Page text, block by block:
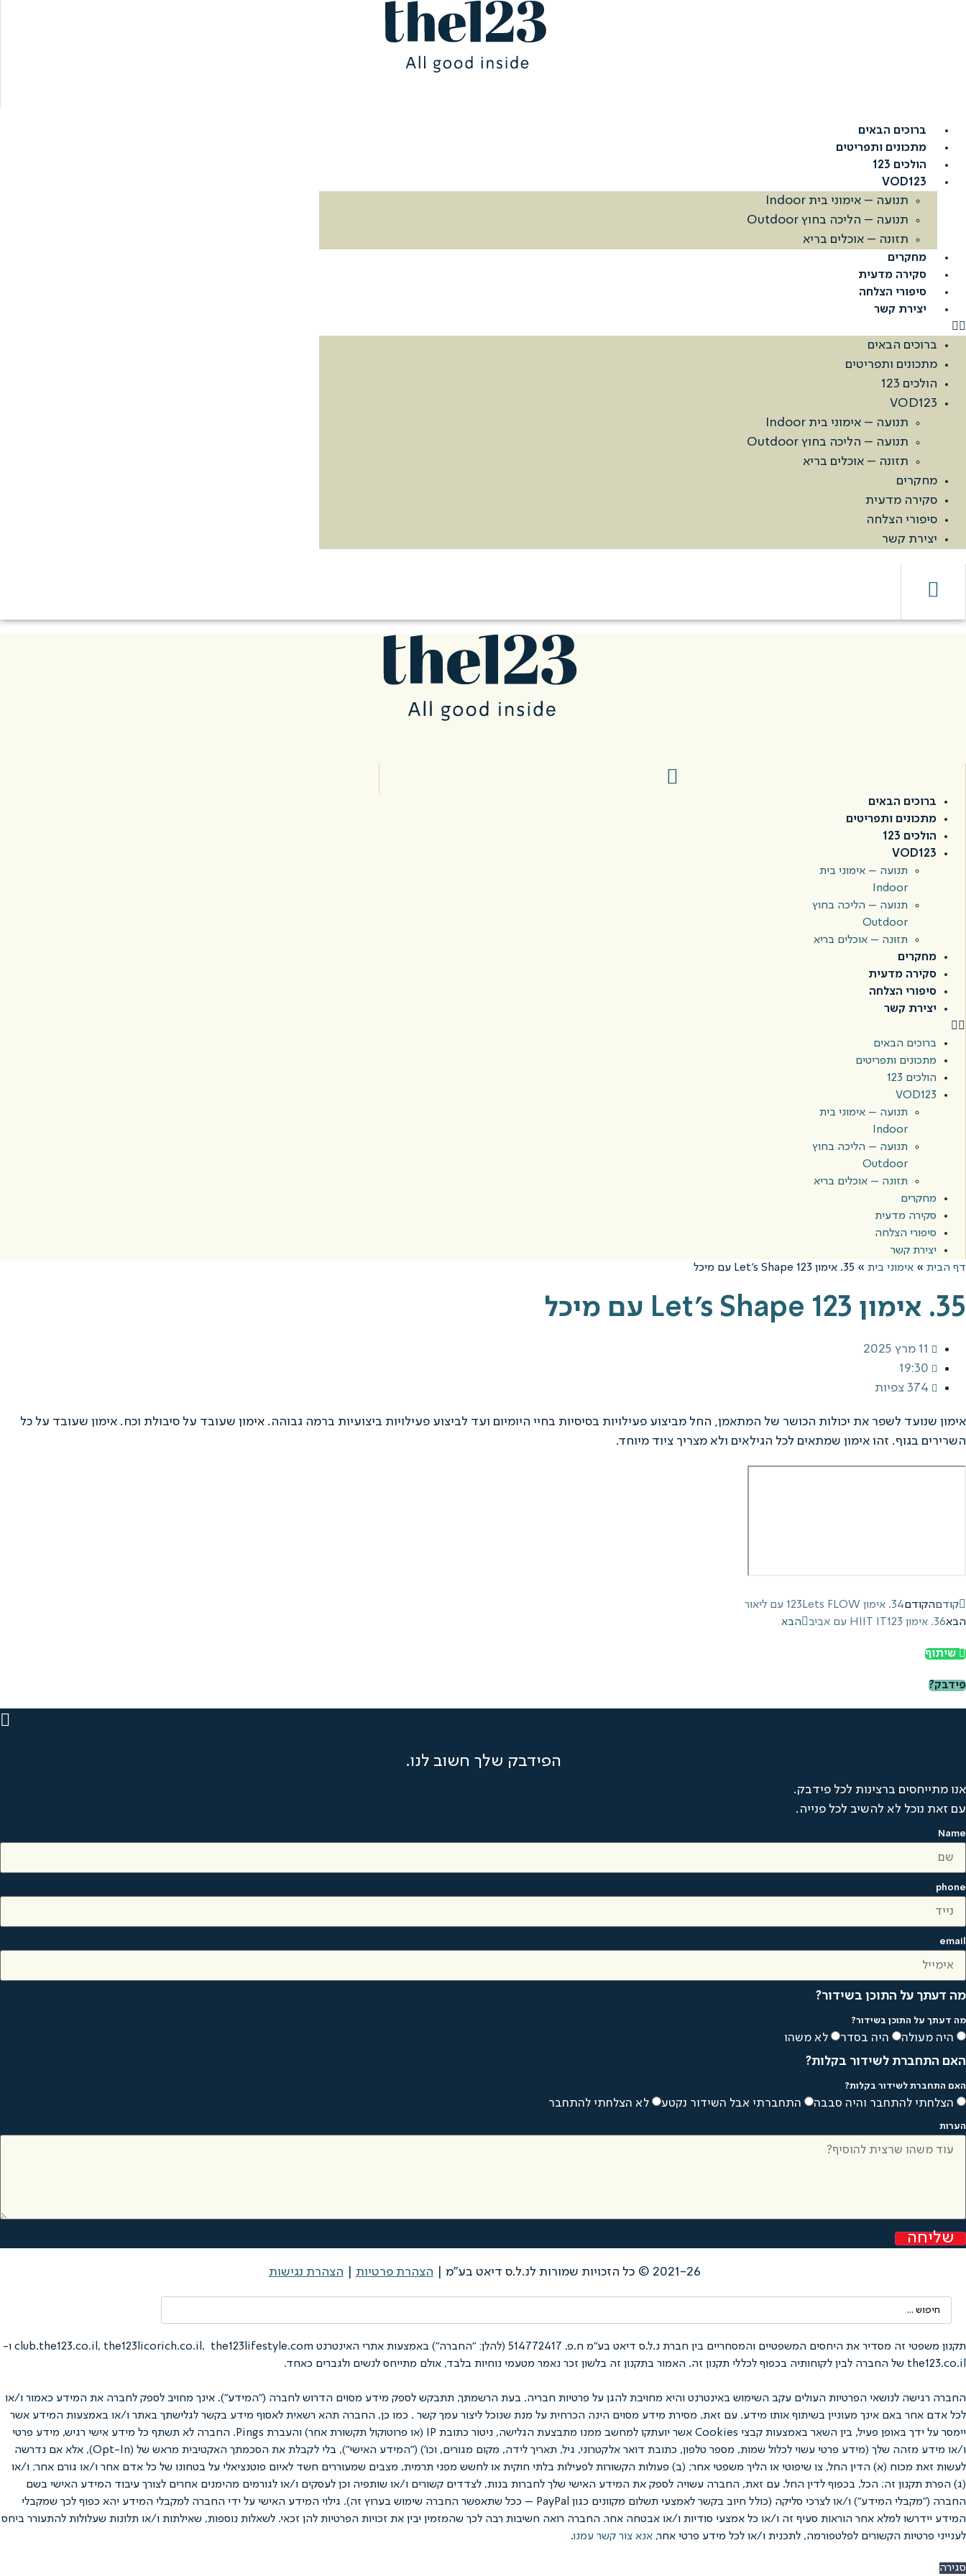
ברוכים הבאים
מתכונים ותפריטים
הולכים 123
VOD123
תנועה – אימוני בית Indoor
תנועה – הליכה בחוץ Outdoor
תזונה – אוכלים בריא
מחקרים
סקירה מדעית
סיפורי הצלחה
יצירת קשר
ברוכים הבאים
מתכונים ותפריטים
הולכים 123
VOD123
תנועה – אימוני בית Indoor
תנועה – הליכה בחוץ Outdoor
תזונה – אוכלים בריא
מחקרים
סקירה מדעית
סיפורי הצלחה
יצירת קשר
ברוכים הבאים
מתכונים ותפריטים
הולכים 123
VOD123
תנועה – אימוני בית
Indoor
תנועה – הליכה בחוץ
Outdoor
תזונה – אוכלים בריא
מחקרים
סקירה מדעית
סיפורי הצלחה
יצירת קשר
ברוכים הבאים
מתכונים ותפריטים
הולכים 123
VOD123
תנועה – אימוני בית
Indoor
תנועה – הליכה בחוץ
Outdoor
תזונה – אוכלים בריא
מחקרים
סקירה מדעית
סיפורי הצלחה
יצירת קשר
דף הבית » אימוני בית » 35. אימון 123 Let's Shape עם מיכל
35. אימון 123 Let's Shape עם מיכל
11 מרץ 2025
19:30
374 צפיות
אימון שנועד לשפר את יכולות הכושר של המתאמן, החל מביצוע פעילויות בסיסיות בחיי היומיום ועד לביצוע פעילויות ביצועיות ברמה גבוהה. אימון שעובד על סיבולת וכח. אימון שעובד על כל
השרירים בגוף. זהו אימון שמתאים לכל הגילאים ולא מצריך ציוד מיוחד.
קודםהקודם34. אימון 123Lets FLOW עם ליאור
הבא36. אימון HIIT IT123 עם אביב הבא
שיתוף
פידבק?
הפידבק שלך חשוב לנו.
אנו מתייחסים ברצינות לכל פידבק.
עם זאת נוכל לא להשיב לכל פנייה.
Name
phone
email
מה דעתך על התוכן בשידור?
מה דעתך על התוכן בשידור?
היה מעולה היה בסדר לא משהו
האם התחברת לשידור בקלות?
האם התחברת לשידור בקלות?
הצלחתי להתחבר והיה סבבה התחברתי אבל השידור נקטע לא הצלחתי להתחבר
הערות
שליחה
2021-26 © כל הזכויות שמורות לנ.ל.ס דיאט בע"מ | הצהרת פרטיות הצהרת נגישות
Search
תקנון משפטי זה מסדיר את היחסים המשפטיים והמסחריים בין חברת נ.ל.ס דיאט בע"מ ח.פ. 514772417 (להלן: "החברה") באמצעות אתרי האינטרנט club.the123.co.il, the123licorich.co.il, the123lifestyle.com ו-
the123.co.il של החברה לבין לקוחותיה בכפוף לכללי תקנון זה. האמור בתקנון זה בלשון זכר נאמר מטעמי נוחיות בלבד, אולם מתייחס לנשים ולגברים כאחד.
החברה רגישה לנושאי הפרטיות העולים עקב השימוש באינטרנט והיא מחויבת להגן על פרטיות חבריה. בעת הרשמתך, תתבקש לספק מידע מסוים הדרוש לחברה ("המידע"). אינך מחויב לספק לחברה את המידע כאמור ו/או
לכל אדם אחר באם אינך מעוניין בשיתוף אותו מידע. עם זאת, מסירת מידע מסוים הינה הכרחית על מנת שנוכל ליצור עמך קשר . כמו כן, החברה תהא רשאית לאסוף מידע בקשר לגלישתך באתר ו/או באמצעות המידע אשר
יימסר על ידך באופן פעיל, בין השאר באמצעות קבצי Cookies אשר יועתקו למחשב ממנו מתבצעת הגלישה, ניטור כתובת IP (או פרוטוקול תקשורת אחר) והעברת Pings. החברה לא תשתף כל מידע אישי רגיש, מידע פרטי
ו/או מידע מזהה שלך (מידע פרטי עשוי לכלול שמות, מספר טלפון, כתובת דואר אלקטרוני, גיל, תאריך לידה, מקום מגורים, וכו') ("המידע האישי"), בלי לקבלת את הסכמתך האקטיבית מראש של (Opt-In), אלא אם נדרשה
לעשות זאת מכוח (א) הדין החל, צו שיפוטי או הליך משפטי אחר; (ב) פעולות הקשורות לפעילות בלתי חוקית או לחשש מפני תרמית, מצבים שמעוררים חשד לאיום פוטנציאלי על בטחונו של כל אדם אחר ו/או גורם אחר; ו/או
(ג) הפרת תקנון זה; הכל, בכפוף לדין החל. עם זאת, החברה עשויה לספק את המידע האישי שלך לחברות בנות, לצדדים קשורים ו/או שותפיה וכן לעסקים ו/או לגורמים מהימנים אחרים לצורך עיבוד המידע האישי בשם
החברה ("מקבלי המידע") ו/או לצרכי סליקה (כולל חיוב בקשר לאמצעי תשלום מקוונים כגון PayPal – ככל שתאפשר החברה שימוש בערוץ זה). גילוי המידע האישי על ידי החברה למקבלי המידע יהא כפוף לכך שמקבלי
המידע יידרשו למלא אחר הוראות סעיף זה ו/או כל אמצעי סודיות ו/או אבטחה אחר. החברה רואה חשיבות רבה לכך שהמזמין יבין את זכויות הפרטיות להן זכאי. לשאלות נוספות, שאילתות ו/או תלונות שעלולות להתעורר ביחס
לענייני פרטיות הקשורים לפלטפורמה, לתכנית ו/או לכל מידע פרטי אחר, אנא צור קשר עמנו.
סגירה